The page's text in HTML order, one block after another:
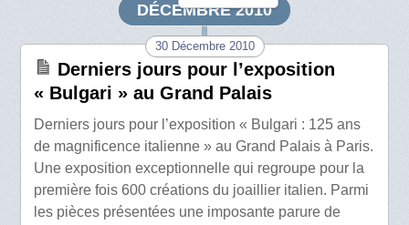
DÉCEMBRE 2010
30 Décembre 2010
Derniers jours pour l’exposition
« Bulgari » au Grand Palais
Derniers jours pour l’exposition « Bulgari : 125 ans
de magnificence italienne » au Grand Palais à Paris.
Une exposition exceptionnelle qui regroupe pour la
première fois 600 créations du joaillier italien. Parmi
les pièces présentées une imposante parure de